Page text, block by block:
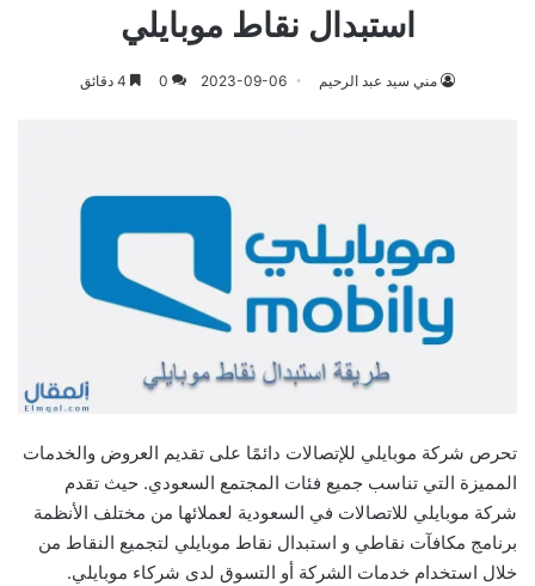
استبدال نقاط موبايلي
مني سيد عبد الرحيم 2023-09-06
0
تحرص شركة موبايلي للإتصالات دائمًا على تقديم العروض والخدمات
المميزة التي تناسب جميع فئات المجتمع السعودي. حيث تقدم
شركة موبايلي للاتصالات في السعودية لعملائها من مختلف الأنظمة
برنامج مكافآت نقاطي و استبدال نقاط موبايلي لتجميع النقاط من
خلال استخدام خدمات الشركة أو التسوق لدى شركاء موبايلي.